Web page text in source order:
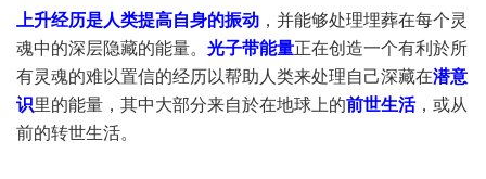
上升经历是人类提高自身的振动 ，并能够处理埋葬在每个灵
魂中的深层隐藏的能量。 光子带能量正在创造一个有利於所
有灵魂的难以置信的经历以帮助人类来处理自己深藏在潜意
识里的能量，其中大部分来自於在地球上的前世生活，或从
前的转世生活。